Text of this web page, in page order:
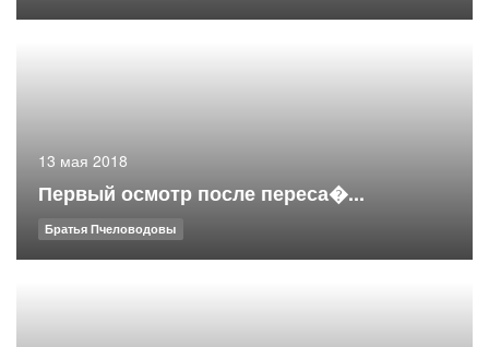
13 мая 2018
Первый осмотр после переса�...
Братья Пчеловодовы